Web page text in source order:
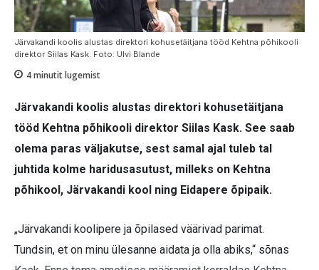
Järvakandi koolis alustas direktori kohusetäitjana tööd Kehtna põhikooli
direktor Siilas Kask. Foto: Ulvi Blande
4minutit lugemist
Järvakandi koolis alustas direktori kohusetäitjana
tööd Kehtna põhikooli direktor Siilas Kask. See saab
olema paras väljakutse, sest samal ajal tuleb tal
juhtida kolme haridusasutust, milleks on Kehtna
põhikool, Järvakandi kool ning Eidapere õpipaik.
„Järvakandi koolipere ja õpilased väärivad parimat.
Tundsin, et on minu ülesanne aidata ja olla abiks,“ sõnas